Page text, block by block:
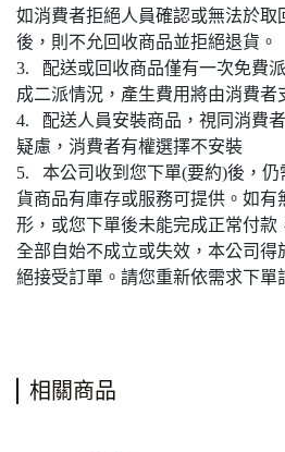
如消費者拒絕人員確認或無法於取
後，則不允回收商品並拒絕退貨。
3. 配送或回收商品僅有一次免費
成二派情況，產生費用將由消費者
4. 配送人員安裝商品，視同消費
疑慮，消費者有權選擇不安裝
5. 本公司收到您下單(要約)後，仍
貨商品有庫存或服務可提供。如有
形，或您下單後未能完成正常付款
全部自始不成立或失效，本公司得
絕接受訂單。請您重新依需求下單
相關商品